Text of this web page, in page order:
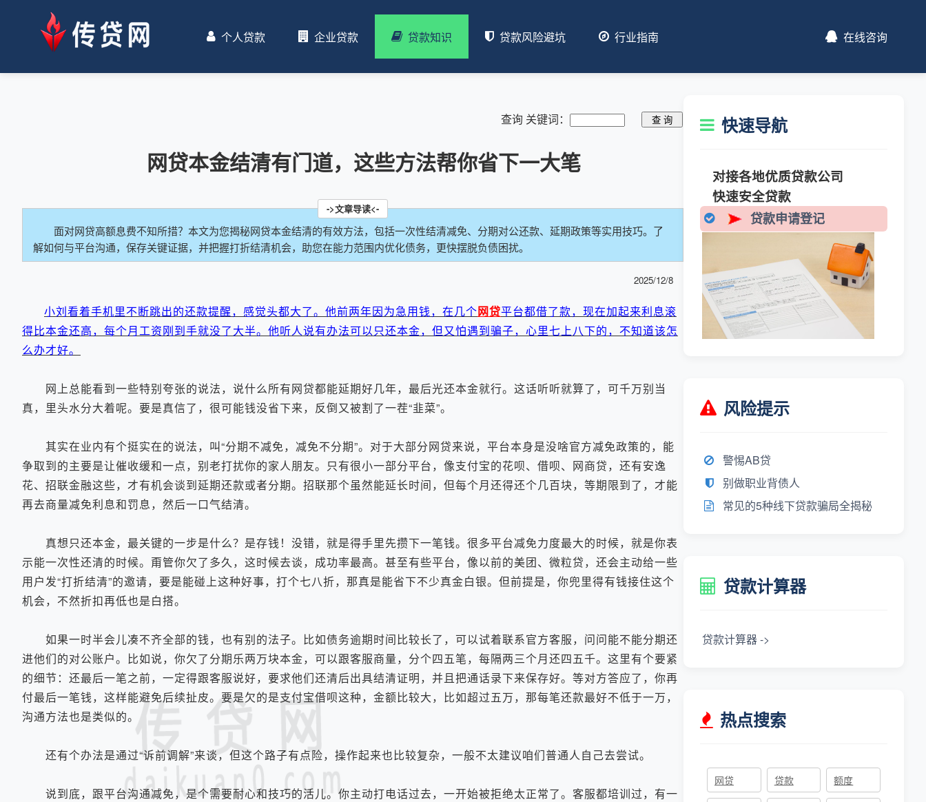
个人贷款 企业贷款 贷款知识 贷款风险避坑 行业指南 在线咨询
查询 关键词：
网贷本金结清有门道，这些方法帮你省下一大笔
面对网贷高额息费不知所措？本文为您揭秘网贷本金结清的有效方法，包括一次性结清减免、分期对公还款、延期政策等实用技巧。了
解如何与平台沟通，保存关键证据，并把握打折结清机会，助您在能力范围内优化债务，更快摆脱负债困扰。
2025/12/8
小刘看着手机里不断跳出的还款提醒，感觉头都大了。他前两年因为急用钱，在几个网贷平台都借了款，现在加起来利息滚
得比本金还高，每个月工资刚到手就没了大半。他听人说有办法可以只还本金，但又怕遇到骗子，心里七上八下的，不知道该怎
么办才好。
网上总能看到一些特别夸张的说法，说什么所有网贷都能延期好几年，最后光还本金就行。这话听听就算了，可千万别当
真，里头水分大着呢。要是真信了，很可能钱没省下来，反倒又被割了一茬“韭菜”。
其实在业内有个挺实在的说法，叫“分期不减免，减免不分期”。对于大部分网贷来说，平台本身是没啥官方减免政策的，能
争取到的主要是让催收缓和一点，别老打扰你的家人朋友。只有很小一部分平台，像支付宝的花呗、借呗、网商贷，还有安逸
花、招联金融这些，才有机会谈到延期还款或者分期。招联那个虽然能延长时间，但每个月还得还个几百块，等期限到了，才能
再去商量减免利息和罚息，然后一口气结清。
真想只还本金，最关键的一步是什么？是存钱！没错，就是得手里先攒下一笔钱。很多平台减免力度最大的时候，就是你表
示能一次性还清的时候。甭管你欠了多久，这时候去谈，成功率最高。甚至有些平台，像以前的美团、微粒贷，还会主动给一些
用户发“打折结清”的邀请，要是能碰上这种好事，打个七八折，那真是能省下不少真金白银。但前提是，你兜里得有钱接住这个
机会，不然折扣再低也是白搭。
如果一时半会儿凑不齐全部的钱，也有别的法子。比如债务逾期时间比较长了，可以试着联系官方客服，问问能不能分期还
进他们的对公账户。比如说，你欠了分期乐两万块本金，可以跟客服商量，分个四五笔，每隔两三个月还四五千。这里有个要紧
的细节：还最后一笔之前，一定得跟客服说好，要求他们还清后出具结清证明，并且把通话录下来保存好。等对方答应了，你再
付最后一笔钱，这样能避免后续扯皮。要是欠的是支付宝借呗这种，金额比较大，比如超过五万，那每笔还款最好不低于一万，
沟通方法也是类似的。
还有个办法是通过“诉前调解”来谈，但这个路子有点险，操作起来也比较复杂，一般不太建议咱们普通人自己去尝试。
说到底，跟平台沟通减免，是个需要耐心和技巧的活儿。你主动打电话过去，一开始被拒绝太正常了。客服都培训过，有一
快速导航
对接各地优质贷款公司
快速安全贷款
贷款申请登记
风险提示
警惕AB贷
别做职业背债人
常见的5种线下贷款骗局全揭秘
贷款计算器
贷款计算器 ->
热点搜索
网贷 贷款 额度